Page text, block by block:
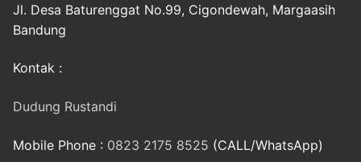
Jl. Desa Baturenggat No.99, Cigondewah, Margaasih
Bandung
Kontak :
Dudung Rustandi
Mobile Phone : 0823 2175 8525 (CALL/WhatsApp)